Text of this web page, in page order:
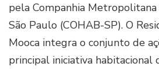
pela Companhia
São Paulo (COHAB-SP). O
Mooca integra o conjunto de
principal iniciativa habitacional